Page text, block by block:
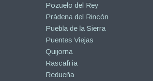
Pozuelo del Rey
Prádena del Rincón
Puebla de la Sierra
Puentes Viejas
Quijorna
Rascafría
Redueña